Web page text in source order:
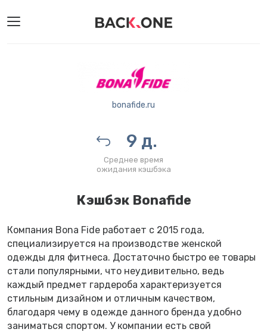
bonafide.ru
9 д.
Среднее время
ожидания кэшбэка
Кэшбэк Bonafide
Компания Bona Fide работает с 2015 года,
специализируется на производстве женской
одежды для фитнеса. Достаточно быстро ее товары
стали популярными, что неудивительно, ведь
каждый предмет гардероба характеризуется
стильным дизайном и отличным качеством,
благодаря чему в одежде данного бренда удобно
заниматься спортом. У компании есть свой